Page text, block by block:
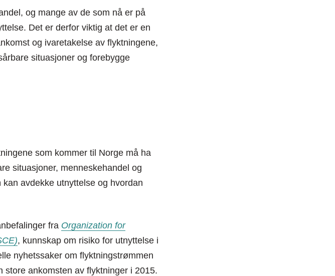
og mange av de som nå er på
Det er derfor viktig at det er en
og ivaretakelse av flyktningene,
situasjoner og forebygge
som kommer til Norge må ha
situasjoner, menneskehandel og
avdekke utnyttelse og hvordan
fra Organization for
, kunnskap om risiko for utnyttelse i
nyhetssaker om flyktningstrømmen
ankomsten av flyktninger i 2015.